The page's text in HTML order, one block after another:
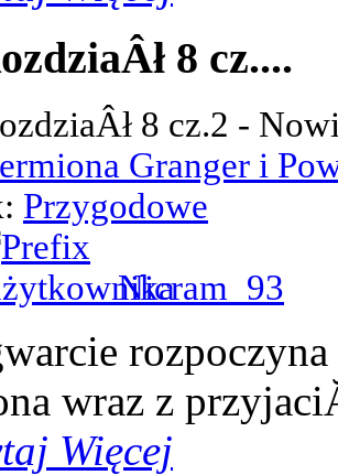
8 cz....
8 cz.2 -
Granger i
Przygodowe
Nicram_93
wraz z
Więcej